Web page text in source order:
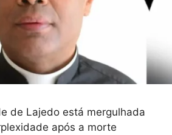
de Lajedo está mergulhada
após a morte